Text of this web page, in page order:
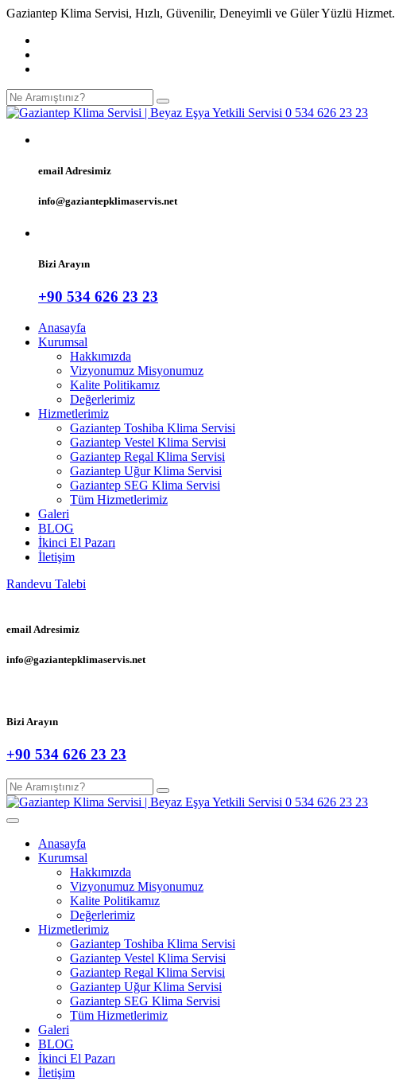
Gaziantep Klima Servisi, Hızlı, Güvenilir, Deneyimli ve Güler Yüzlü Hizmet.
email Adresimiz
info@gaziantepklimaservis.net
Bizi Arayın
+90 534 626 23 23
Anasayfa
Kurumsal
Hakkımızda
Vizyonumuz Misyonumuz
Kalite Politikamız
Değerlerimiz
Hizmetlerimiz
Gaziantep Toshiba Klima Servisi
Gaziantep Vestel Klima Servisi
Gaziantep Regal Klima Servisi
Gaziantep Uğur Klima Servisi
Gaziantep SEG Klima Servisi
Tüm Hizmetlerimiz
Galeri
BLOG
İkinci El Pazarı
İletişim
Randevu Talebi
email Adresimiz
info@gaziantepklimaservis.net
Bizi Arayın
+90 534 626 23 23
Anasayfa
Kurumsal
Hakkımızda
Vizyonumuz Misyonumuz
Kalite Politikamız
Değerlerimiz
Hizmetlerimiz
Gaziantep Toshiba Klima Servisi
Gaziantep Vestel Klima Servisi
Gaziantep Regal Klima Servisi
Gaziantep Uğur Klima Servisi
Gaziantep SEG Klima Servisi
Tüm Hizmetlerimiz
Galeri
BLOG
İkinci El Pazarı
İletişim